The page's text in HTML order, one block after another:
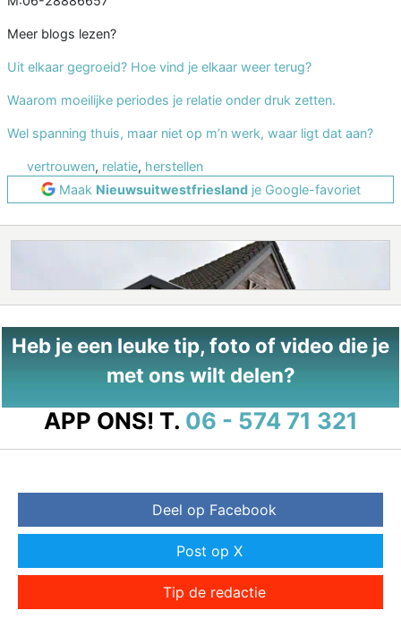
Meer blogs lezen?
Uit elkaar gegroeid? Hoe vind je elkaar weer terug?
Waarom moeilijke periodes je relatie onder druk zetten.
Wel spanning thuis, maar niet op m’n werk, waar ligt dat aan?
vertrouwen, relatie, herstellen
Maak Nieuwsuitwestfrieslandje Google-favoriet
Heb je een leuke tip, foto of video die je
met ons wilt delen?
APP ONS! T. 06 - 574 71 321
Deel op Facebook
Post op X
Tip de redactie